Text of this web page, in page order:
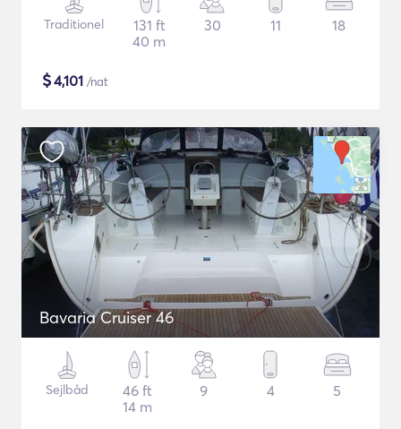
Traditionel
131 ft
40 m
30 11 18
$4,101 /nat
Bavaria Cruiser 46
Sejlbåd
46 ft
14 m
9 4 5